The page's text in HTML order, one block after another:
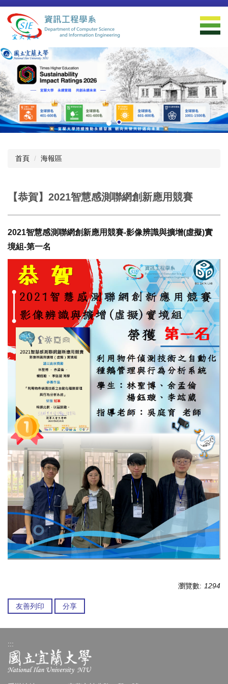
跳
到
主
內
容
區
首頁 海報區
【恭賀】2021智慧感測聯網創新應用競賽
2021智慧感測聯網創新應用競賽-影像辨識與擴增(虛擬)實
境組-第一名
瀏覽數: 1294
友善列印 分享
:::